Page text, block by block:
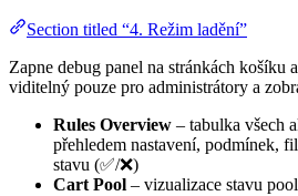
Section titled “4. Režim ladění”
Zapne debug panel na stránkách košíku
viditelný pouze pro administrátory a
Rules Overview – tabulka všech
přehledem nastavení, podmínek,
stavu (✅/❌)
Cart Pool – vizualizace stavu